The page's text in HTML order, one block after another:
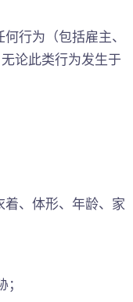
行为（包括雇主、
论此类行为发生于
、体形、年龄、家